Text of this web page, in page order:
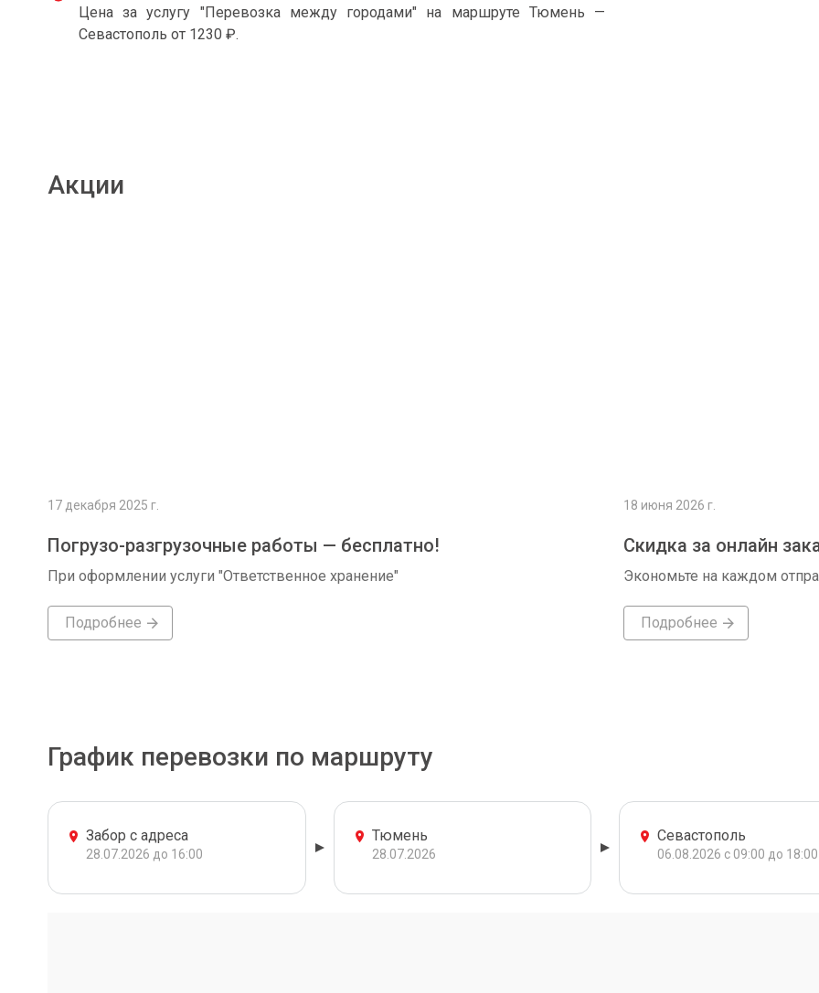
Цена за услугу "Перевозка между городами" на маршруте Тюмень —
Севастополь от 1230 ₽.
Акции
17 декабря 2025 г.
Погрузо-разгрузочные работы — бесплатно!
При оформлении услуги "Ответственное хранение"
Подробнее
18 июня 2026 г.
Скидка за онлайн
Экономьте на каждом
Подробнее
График перевозки по маршруту
Забор с адреса
28.07.2026 до 16:00
Тюмень
28.07.2026
Севастополь
06.08.2026 с 09:00 до 18:00